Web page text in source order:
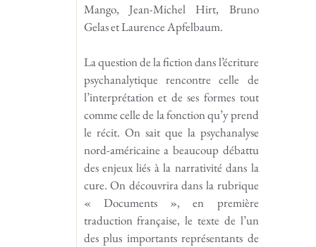
Mango, Jean-Michel Hirt, Bruno
Gelas et Laurence Apfelbaum.
La question de la fiction dans l’écriture
psychanalytique rencontre celle de
l’interprétation et de ses formes tout
comme celle de la fonction qu’y prend
le récit. On sait que la psychanalyse
nord-américaine a beaucoup débattu
des enjeux liés à la narrativité dans la
cure. On découvrira dans la rubrique
« Documents », en première
traduction française, le texte de l’un
des plus importants représentants de